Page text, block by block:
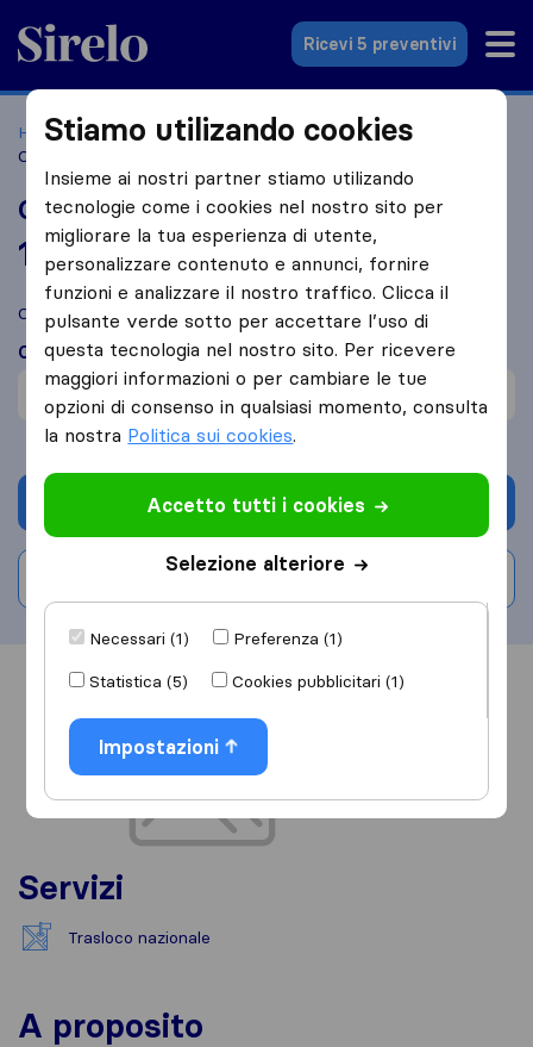
Sirelo.it
Ricevi 5 preventivi
Home Le 10 migliori aziende di traslochi in Italia
Carbodem
Carbodem
10,0 basato su574
recensioni di Sirelo e Google
Confronta Carbodem con altreaziende di traslochidi
Cosa dicono i clienti
Cautela nel maneggiare la merce (1)
Chiedi preventivo
Informazioni Recensioni Rivedi
Servizi
Trasloco nazionale
A proposito
Stiamo utilizando cookies
Insieme ai nostri partner stiamo utilizando
tecnologie come i cookies nel nostro sito per
migliorare la tua esperienza di utente,
personalizzare contenuto e annunci, fornire
funzioni e analizzare il nostro traffico. Clicca il
pulsante verde sotto per accettare l’uso di
questa tecnologia nel nostro sito. Per ricevere
maggiori informazioni o per cambiare le tue
opzioni di consenso in qualsiasi momento, consulta
la nostra Politica sui cookies.
Accetto tutti i cookies
Selezione alteriore
Necessari (1)
Preferenza (1)
Statistica (5)
Cookies pubblicitari (1)
Impostazioni